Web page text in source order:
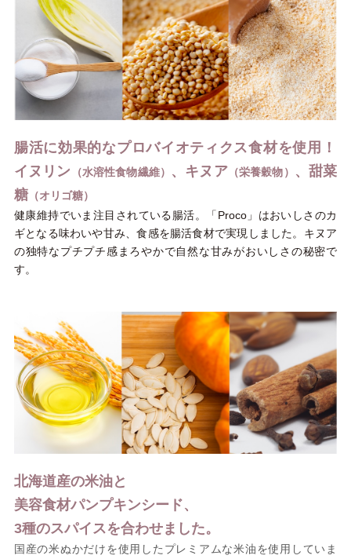
腸活に効果的なプロバイオティクス食材を使用！
イヌリン （水溶性食物繊維） 、キヌア （栄養穀物）
、甜菜
糖（オリゴ糖）
健康維持でいま注目されている腸活。「Proco」はおいしさのカ
ギとなる味わいや甘み、食感を腸活食材で実現しました。キヌア
の独特なプチプチ感まろやかで自然な甘みがおいしさの秘密で
す。
北海道産の米油と
美容食材パンプキンシード、
3種のスパイスを合わせました。
国産の米ぬかだけを使用したプレミアムな米油を使用していま